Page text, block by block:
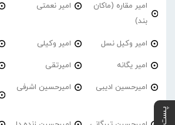
امیر مقاره (ماکان
بند)
امیر نعمتی
امیر وکیل نسل امیر وکیلی
امیر یگانه امیرتقی
امیرحسین ادیبی امیرحسین اشرفی